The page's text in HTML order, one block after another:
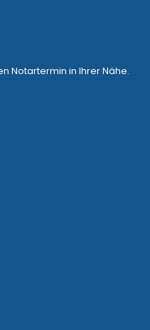
Notartermin in Ihrer Nähe.